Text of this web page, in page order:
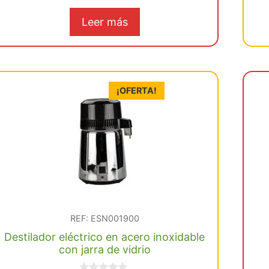
Leer más
¡OFERTA!
REF: ESN001900
Destilador eléctrico en acero inoxidable
con jarra de vidrio